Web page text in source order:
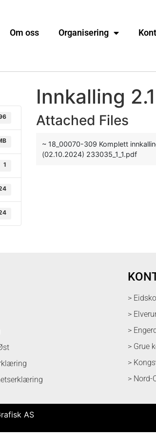
Om oss Organisering
1
Innkalling
Attached Files
~ 18_00070-309 Komplett
(02.10.2024) 233035_1_1.pdf
>
>
>
> Grue
>
> Nord-
AS